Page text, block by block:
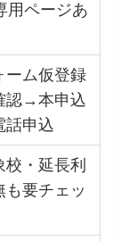
用ページあ
ーム仮登録
認→本申込
話申込
校・延長利
も要チェッ